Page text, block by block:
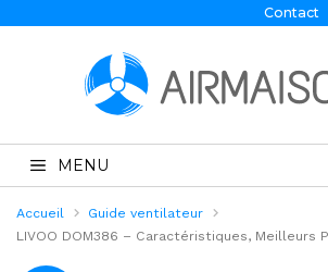
Contact
MENU
Accueil
Guide ventilateur
LIVOO DOM386 – Caractéristiques, Meilleurs